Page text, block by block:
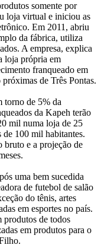
somente por
loja virtual e iniciou as
Em 2011, abriu
da fábrica, utiliza
A empresa, explica
loja própria em
franqueado em
de Três Pontas.
torno de 5% da
da Kapeh terão
mil numa loja de 25
100 mil habitantes.
bruto e a projeção de
uma bem sucedida
de futebol de salão
do tênis, artes
em esportes no país.
produtos de todos
em produtos para o